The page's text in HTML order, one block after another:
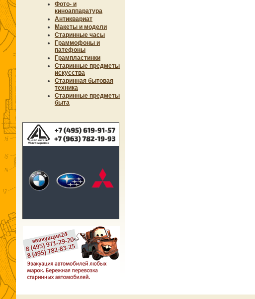
Фото- и
киноаппаратура
Антиквариат
Макеты и модели
Старинные часы
Граммофоны и
патефоны
Грампластинки
Старинные предметы
искусства
Старинная бытовая
техника
Старинные предметы
быта